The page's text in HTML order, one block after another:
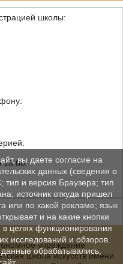
школы:
18.00.
учреждение
школа искусств имени
вы даете согласие на
данных (сведения о
и версия Браузера; тип
источник откуда пришел
или по какой рекламе; язык
и на какие кнопки
в целях функционирования
исследований и обзоров.
обрабатывались,